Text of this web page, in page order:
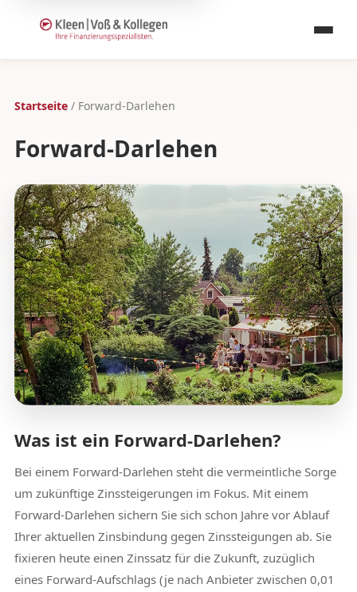
Über uns
Kontakt
Startseite / Forward-Darlehen
Forward-Darlehen
Was ist ein Forward-Darlehen?
Bei einem Forward-Darlehen steht die vermeintliche Sorge
um zukünftige Zinssteigerungen im Fokus. Mit einem
Forward-Darlehen sichern Sie sich schon Jahre vor Ablauf
Ihrer aktuellen Zinsbindung gegen Zinssteigungen ab. Sie
fixieren heute einen Zinssatz für die Zukunft, zuzüglich
eines Forward-Aufschlags (je nach Anbieter zwischen 0,01